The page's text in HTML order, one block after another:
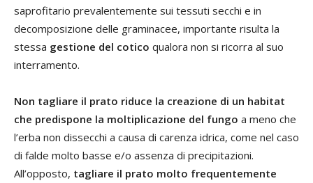
saprofitario prevalentemente sui tessuti secchi e in
decomposizione delle graminacee, importante risulta la
stessa gestione del cotico qualora non si ricorra al suo
interramento.
Non tagliare il prato riduce la creazione di un habitat
che predispone la moltiplicazione del fungo a meno che
l’erba non dissecchi a causa di carenza idrica, come nel caso
di falde molto basse e/o assenza di precipitazioni.
All’opposto, tagliare il prato molto frequentemente